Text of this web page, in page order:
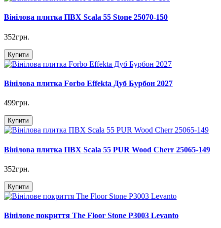
Вінілова плитка ПВХ Scala 55 Stone 25070-150
352грн.
Купити
Вінілова плитка Forbo Effekta Дуб Бурбон 2027
499грн.
Купити
Вінілова плитка ПВХ Scala 55 PUR Wood Cherr 25065-149
352грн.
Купити
Вінілове покриття The Floor Stone P3003 Levanto